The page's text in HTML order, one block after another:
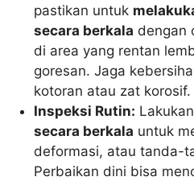
pastikan untuk
secara berkala dengan
di area yang rentan
goresan. Jaga
kotoran atau zat korosif.
Inspeksi Rutin: Lakukan
secara berkala untuk
deformasi, atau tanda-
Perbaikan dini bisa